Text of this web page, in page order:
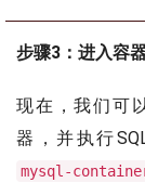
步骤3：进入容
现在，我们可
器，并执行
mysql-